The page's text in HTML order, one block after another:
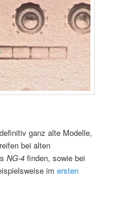
ganz alte Modelle,
bei alten
NG-4 finden, sowie bei
imersten